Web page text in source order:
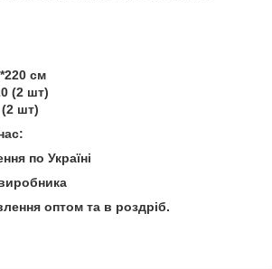
см
(2 шт)
шт)
по Україні
оптом та в роздріб.